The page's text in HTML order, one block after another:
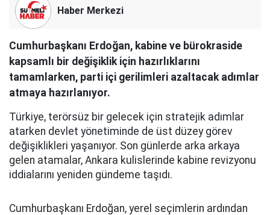
Haber Merkezi
Cumhurbaşkanı Erdoğan, kabine ve bürokraside
kapsamlı bir değişiklik için hazırlıklarını
tamamlarken, parti içi gerilimleri azaltacak adımlar
atmaya hazırlanıyor.
Türkiye, terörsüz bir gelecek için stratejik adımlar
atarken devlet yönetiminde de üst düzey görev
değişiklikleri yaşanıyor. Son günlerde arka arkaya
gelen atamalar, Ankara kulislerinde kabine revizyonu
iddialarını yeniden gündeme taşıdı.
Cumhurbaşkanı Erdoğan, yerel seçimlerin ardından